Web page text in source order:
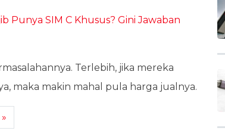
Punya SIM C Khusus? Gini Jawaban
Terlebih, jika mereka
maka makin mahal pula harga jualnya.
»